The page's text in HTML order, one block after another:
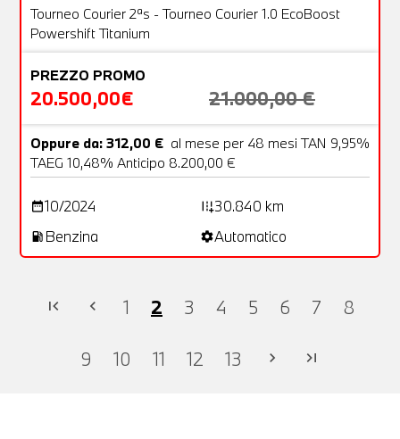
OFFERTA
Tourneo Courier 2ªs - Tourneo Courier 1.0 EcoBoost
Powershift Titanium
PREZZO PROMO
20.500,00€ 21.000,00 €
Oppure da: 312,00 € al mese per 48 mesi TAN 9,95%
TAEG 10,48% Anticipo 8.200,00 €
date_range10/2024 add_road30.840 km
local_gas_station Benzina settingsAutomatico
first_page chevron_left 1 2 3 4 5 6 7 8
9 10 11 12 13 chevron_right last_page